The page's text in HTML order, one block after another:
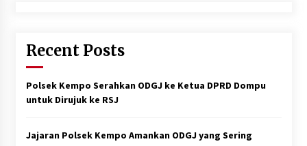
Recent Posts
Polsek Kempo Serahkan ODGJ ke Ketua DPRD Dompu
untuk Dirujuk ke RSJ
Jajaran Polsek Kempo Amankan ODGJ yang Sering